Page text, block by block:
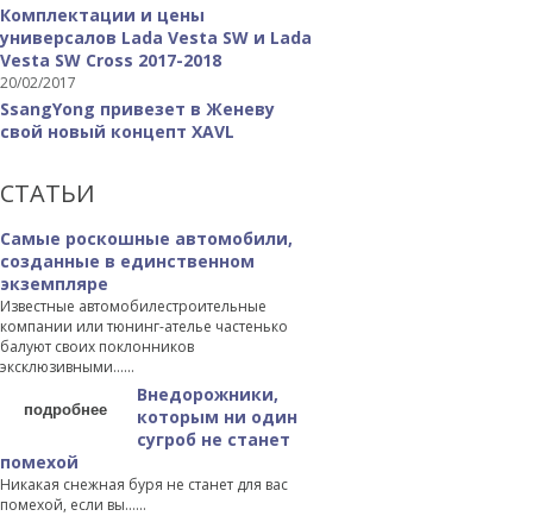
Комплектации и цены
универсалов Lada Vesta SW и Lada
Vesta SW Cross 2017-2018
20/02/2017
SsangYong привезет в Женеву
свой новый концепт XAVL
СТАТЬИ
Самые роскошные автомобили,
созданные в единственном
экземпляре
Известные автомобилестроительные
компании или тюнинг-ателье частенько
балуют своих поклонников
эксклюзивными…...
подробнее
Внедорожники,
которым ни один
сугроб не станет
помехой
Никакая снежная буря не станет для вас
помехой, если вы…...